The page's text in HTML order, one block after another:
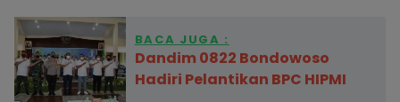
BACA JUGA :
Dandim 0822 Bondowoso
Hadiri Pelantikan BPC HIPMI